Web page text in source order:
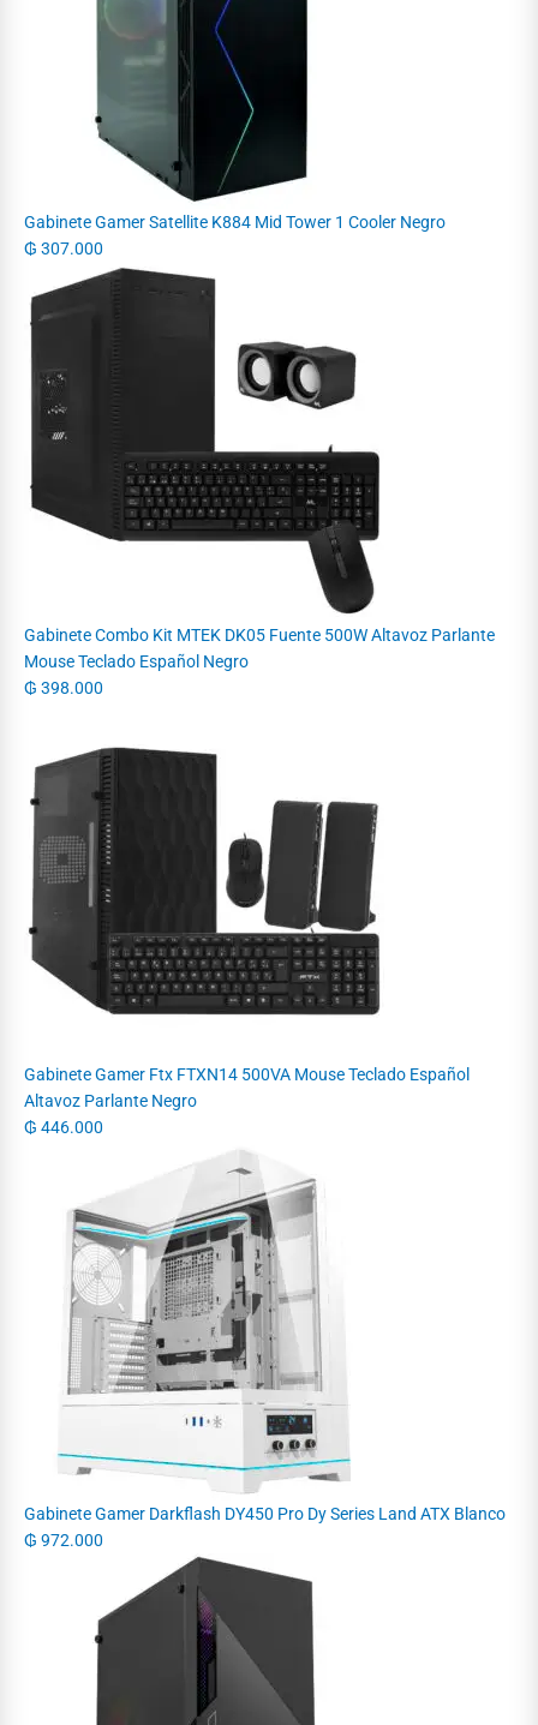
Gabinete Gamer Satellite K884 Mid Tower 1 Cooler Negro
₲ 307.000
Gabinete Combo Kit MTEK DK05 Fuente 500W Altavoz Parlante
Mouse Teclado Español Negro
₲ 398.000
Gabinete Gamer Ftx FTXN14 500VA Mouse Teclado Español
Altavoz Parlante Negro
₲ 446.000
Gabinete Gamer Darkflash DY450 Pro Dy Series Land ATX Blanco
₲ 972.000